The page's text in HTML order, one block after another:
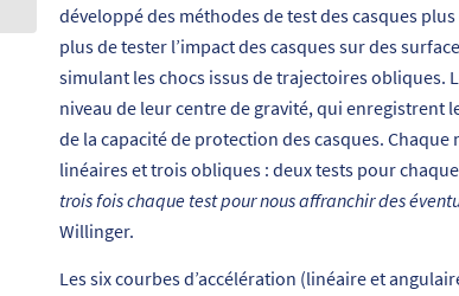
développé des méthodes de test des casques
plus de tester l’impact des casques sur des
simulant les chocs issus de trajectoires obliques.
niveau de leur centre de gravité, qui
de la capacité de protection des casques.
linéaires et trois obliques : deux tests pour
trois fois chaque test pour nous affranchir des
Willinger.
Les six courbes d’accélération (linéaire et